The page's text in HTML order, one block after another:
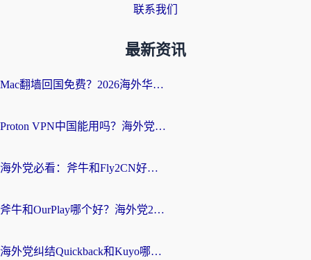
联系我们
最新资讯
Mac翻墙回国免费？2026海外华人亲测：从CCTV5直播到国内APP，这样选加速器才靠谱
Proton VPN中国能用吗？海外党选回国加速器的避坑指南（附番茄加速器实测）
海外党必看：斧牛和Fly2CN好用吗？3招教你选对回国加速器（附免费试用攻略）
斧牛和OurPlay哪个好？海外党2026亲测：选对加速器，国内资源秒加载
海外党纠结Quickback和Kuyo哪个好？选对回国加速器才能无缝刷国内资源